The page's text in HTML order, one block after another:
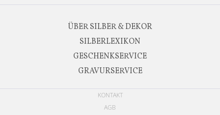
ÜBER SILBER & DEKOR
SILBERLEXIKON
GESCHENKSERVICE
GRAVURSERVICE
KONTAKT
AGB